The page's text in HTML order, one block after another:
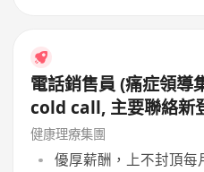
電話銷售員 (痛症領導
cold call, 主要聯絡新
免費試做療程, 公司新
4萬)
健康理療集團
優厚薪酬，上不封頂每